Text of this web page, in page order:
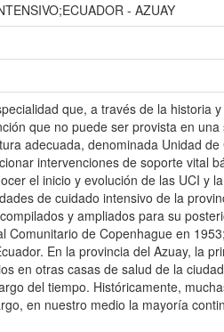
- AZUAY
que, a través de la historia
que no puede ser provista en
adecuada, denominada Unidad
intervenciones de soporte vital
el inicio y evolución de las UCI y
de cuidado intensivo de la
y ampliados para su
Comunitario de Copenhague en
En la provincia del Azuay, la
en otras casas de salud de la
del tiempo. Históricamente,
en nuestro medio la mayoría